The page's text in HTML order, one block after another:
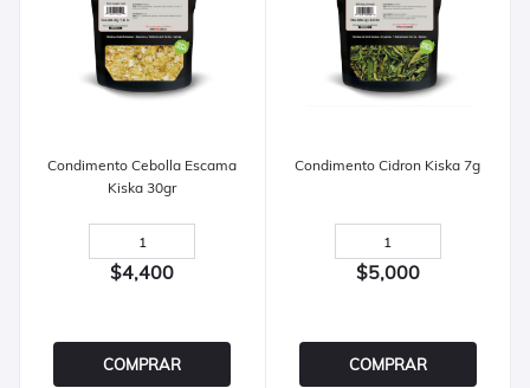
Condimento Cebolla Escama
Kiska 30gr
$4,400
COMPRAR
Condimento Cidron Kiska 7g
$5,000
COMPRAR